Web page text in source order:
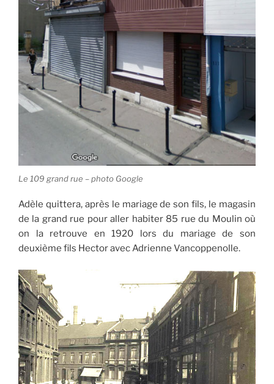
Le 109 grand rue – photo Google
Adèle quittera, après le mariage de son fils, le magasin
de la grand rue pour aller habiter 85 rue du Moulin où
on la retrouve en 1920 lors du mariage de son
deuxième fils Hector avec Adrienne Vancoppenolle.